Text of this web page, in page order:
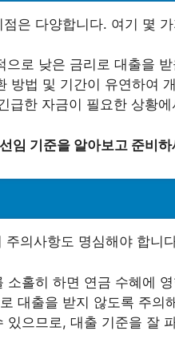
은 다양합니다. 여기 몇
으로 낮은 금리로 대출을
방법 및 기간이 유연하여
급한 자금이 필요한 상황
임 기준을 알아보고 준비하
의사항도 명심해야 합니
소홀히 하면 연금 수혜에
대출을 받지 않도록 주의
있으므로, 대출 기준을 잘